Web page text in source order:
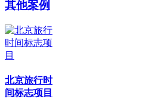
其他案例
北京旅行时
间标志项目